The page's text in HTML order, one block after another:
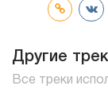
Другие
Все треки